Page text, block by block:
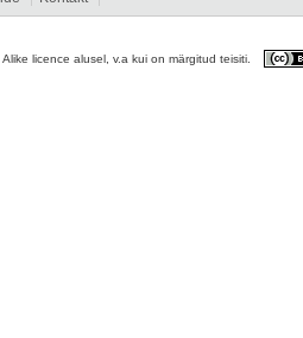
licence alusel, v.a kui on märgitud teisiti.